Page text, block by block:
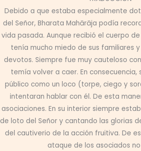
Debido a que estaba especialmente
del Señor, Bharata Mahārāja podía
vida pasada. Aunque recibió el cuerpo
tenía mucho miedo de sus familiares
devotos. Siempre fue muy cauteloso
temía volver a caer. En
público como un loco (torpe, ciego y
intentaran hablar con él. De esta
asociaciones. En su interior siempre
de loto del Señor y cantando las glorias
del cautiverio de la acción fruitiva. De
ataque de los asociados